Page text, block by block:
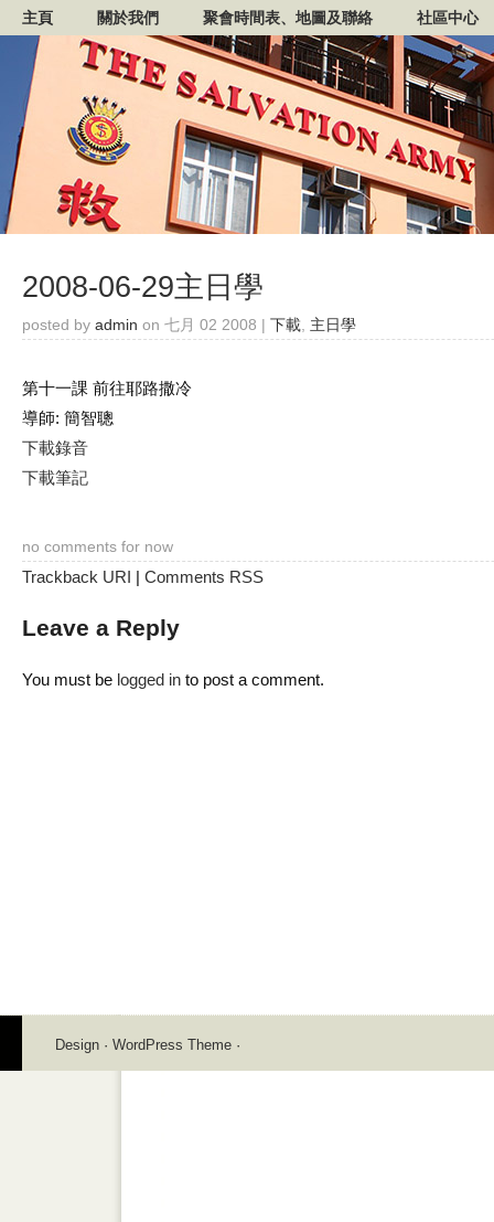
主頁 關於我們 聚會時間表、地圖及聯絡 社區中心
2008-06-29主日學
posted by admin on 七月 02 2008 | 下載, 主日學
第十一課 前往耶路撒冷
導師: 簡智聰
下載錄音
下載筆記
no comments for now
Trackback URI | Comments RSS
Leave a Reply
You must be logged in to post a comment.
Design · WordPress Theme ·